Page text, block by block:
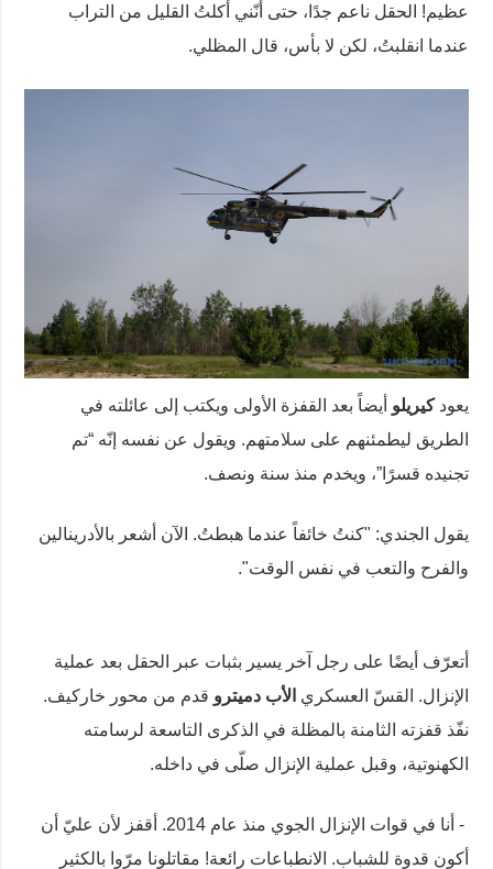
عظيم! الحقل ناعم جدًا، حتى أنّني أكلتُ القليل من التراب
عندما انقلبتُ، لكن لا بأس، قال المظلي.
يعودكيريلو أيضاً بعد القفزة الأولى ويكتب إلى عائلته في
الطريق ليطمئنهم على سلامتهم. ويقول عن نفسه إنّه “تم
تجنيده قسرًا”، ويخدم منذ سنة ونصف.
يقول الجندي: "كنتُ خائفاً عندما هبطتُ. الآن أشعر بالأدرينالين
والفرح والتعب في نفس الوقت".
أتعرّف أيضًا على رجل آخر يسير بثبات عبر الحقل بعد عملية
الإنزال. القسّ العسكري الأب دميترو قدم من محور خاركيف.
نفّذ قفزته الثامنة بالمظلة في الذكرى التاسعة لرسامته
الكهنوتية، وقبل عملية الإنزال صلّى في داخله.
- أنا في قوات الإنزال الجوي منذ عام 2014. أقفز لأن عليّ أن
أكون قدوة للشباب. الانطباعات رائعة! مقاتلونا مرّوا بالكثير